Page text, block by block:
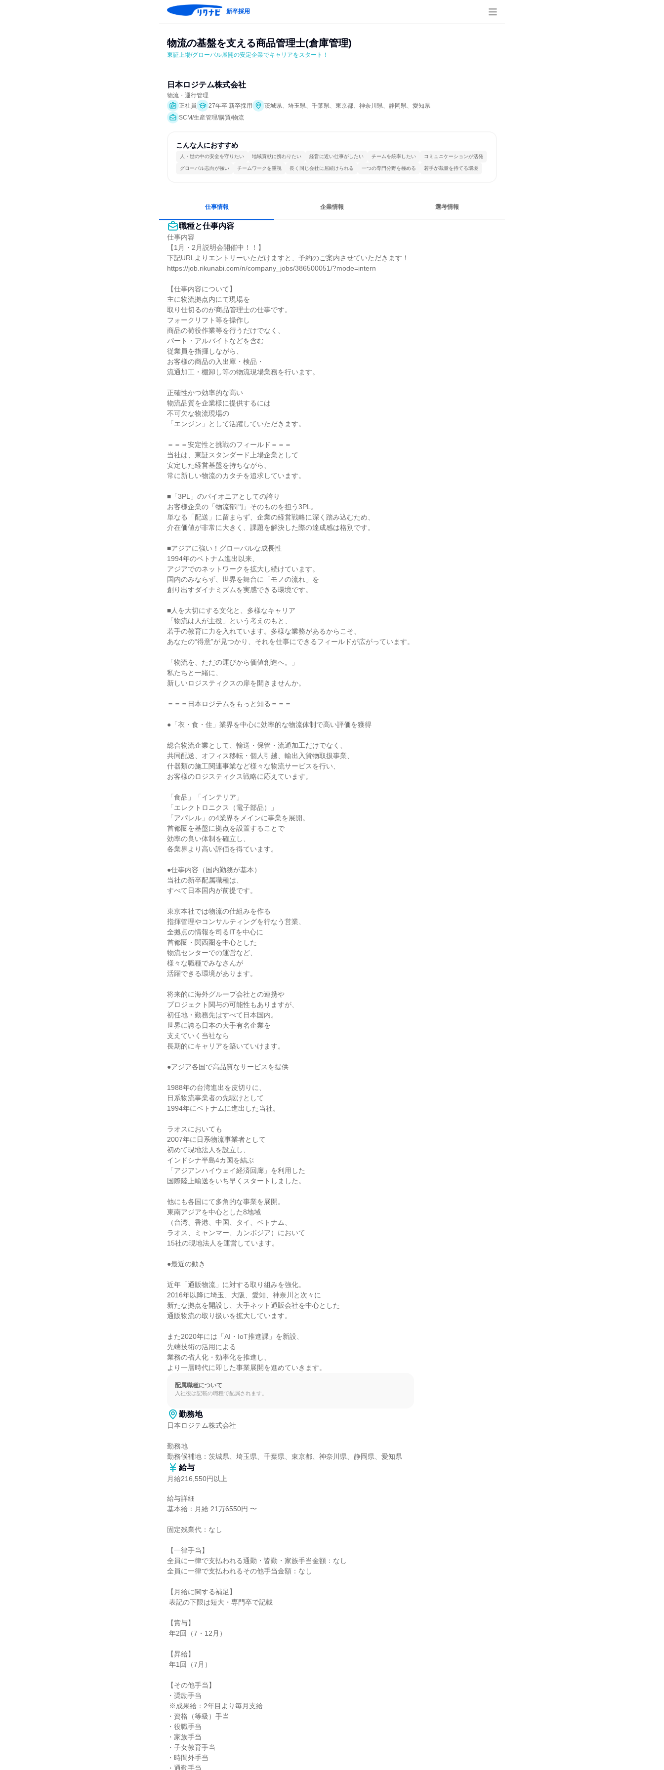
新卒採用
物流の基盤を支える商品管理士(倉庫管理)
東証上場/グローバル展開の安定企業でキャリアをスタート！
日本ロジテム株式会社
物流・運行管理
正社員
27年卒 新卒採用
茨城県、埼玉県、千葉県、東京都、神奈川県、静岡県、愛知県
SCM/生産管理/購買/物流
こんな人におすすめ
人・世の中の安全を守りたい 地域貢献に携わりたい 経営に近い仕事がしたい チームを統率したい コミュニケーションが活発
グローバル志向が強い チームワークを重視 長く同じ会社に居続けられる 一つの専門分野を極める 若手が裁量を持てる環境
仕事情報 企業情報 選考情報
職種と仕事内容
仕事内容
【1月・2月説明会開催中！！】
下記URLよりエントリーいただけますと、予約のご案内させていただきます！
https://job.rikunabi.com/n/company_jobs/386500051/?mode=intern
【仕事内容について】
主に物流拠点内にて現場を
取り仕切るのが商品管理士の仕事です。
フォークリフト等を操作し
商品の荷役作業等を行うだけでなく、
パート・アルバイトなどを含む
従業員を指揮しながら、
お客様の商品の入出庫・検品・
流通加工・棚卸し等の物流現場業務を行います。
正確性かつ効率的な高い
物流品質を企業様に提供するには
不可欠な物流現場の
「エンジン」として活躍していただきます。
＝＝＝安定性と挑戦のフィールド＝＝＝
当社は、東証スタンダード上場企業として
安定した経営基盤を持ちながら、
常に新しい物流のカタチを追求しています。
■「3PL」のパイオニアとしての誇り
お客様企業の「物流部門」そのものを担う3PL。
単なる「配送」に留まらず、企業の経営戦略に深く踏み込むため、
介在価値が非常に大きく、課題を解決した際の達成感は格別です。
■アジアに強い！グローバルな成長性
1994年のベトナム進出以来、
アジアでのネットワークを拡大し続けています。
国内のみならず、世界を舞台に「モノの流れ」を
創り出すダイナミズムを実感できる環境です。
■人を大切にする文化と、多様なキャリア
「物流は人が主役」という考えのもと、
若手の教育に力を入れています。多様な業務があるからこそ、
あなたの“得意”が見つかり、それを仕事にできるフィールドが広がっています。
「物流を、ただの運びから価値創造へ。」
私たちと一緒に、
新しいロジスティクスの扉を開きませんか。
＝＝＝日本ロジテムをもっと知る＝＝＝
●「衣・食・住」業界を中心に効率的な物流体制で高い評価を獲得
総合物流企業として、輸送・保管・流通加工だけでなく、
共同配送、オフィス移転・個人引越、輸出入貨物取扱事業、
什器類の施工関連事業など様々な物流サービスを行い、
お客様のロジスティクス戦略に応えています。
「食品」「インテリア」
「エレクトロニクス（電子部品）」
「アパレル」の4業界をメインに事業を展開。
首都圏を基盤に拠点を設置することで
効率の良い体制を確立し、
各業界より高い評価を得ています。
●仕事内容（国内勤務が基本）
当社の新卒配属職種は、
すべて日本国内が前提です。
東京本社では物流の仕組みを作る
指揮管理やコンサルティングを行なう営業、
全拠点の情報を司るITを中心に
首都圏・関西圏を中心とした
物流センターでの運営など、
様々な職種でみなさんが
活躍できる環境があります。
将来的に海外グループ会社との連携や
プロジェクト関与の可能性もありますが、
初任地・勤務先はすべて日本国内。
世界に誇る日本の大手有名企業を
支えていく当社なら
長期的にキャリアを築いていけます。
●アジア各国で高品質なサービスを提供
1988年の台湾進出を皮切りに、
日系物流事業者の先駆けとして
1994年にベトナムに進出した当社。
ラオスにおいても
2007年に日系物流事業者として
初めて現地法人を設立し、
インドシナ半島4カ国を結ぶ
「アジアンハイウェイ経済回廊」を利用した
国際陸上輸送をいち早くスタートしました。
他にも各国にて多角的な事業を展開。
東南アジアを中心とした8地域
（台湾、香港、中国、タイ、ベトナム、
ラオス、ミャンマー、カンボジア）において
15社の現地法人を運営しています。
●最近の動き
近年「通販物流」に対する取り組みを強化。
2016年以降に埼玉、大阪、愛知、神奈川と次々に
新たな拠点を開設し、大手ネット通販会社を中心とした
通販物流の取り扱いを拡大しています。
また2020年には「AI・IoT推進課」を新設、
先端技術の活用による
業務の省人化・効率化を推進し、
より一層時代に即した事業展開を進めていきます。
配属職種について
入社後は記載の職種で配属されます。
勤務地
日本ロジテム株式会社
勤務地
勤務候補地：茨城県、埼玉県、千葉県、東京都、神奈川県、静岡県、愛知県
給与
月給216,550円以上
給与詳細
基本給：月給 21万6550円 〜
固定残業代：なし
【一律手当】
全員に一律で支払われる通勤・皆勤・家族手当金額：なし
全員に一律で支払われるその他手当金額：なし
【月給に関する補足】
【賞与】
【昇給】
【その他手当】
・奨励手当
・資格（等級）手当
・役職手当
・家族手当
・子女教育手当
・時間外手当
・通勤手当